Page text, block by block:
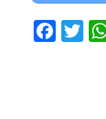
F T